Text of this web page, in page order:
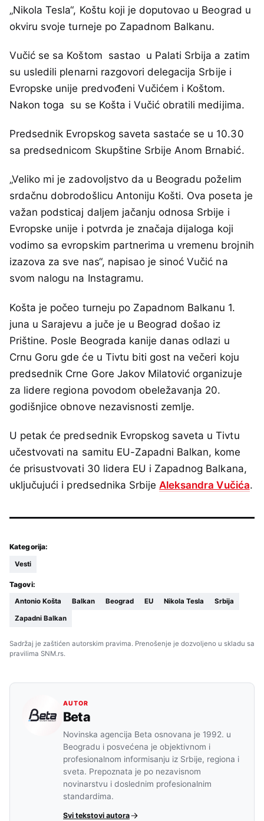
„Nikola Tesla“, Koštu koji je doputovao u Beograd u
okviru svoje turneje po Zapadnom Balkanu.
Vučić se sa Koštom sastao u Palati Srbija a zatim
su usledili plenarni razgovori delegacija Srbije i
Evropske unije predvođeni Vučićem i Koštom.
Nakon toga su se Košta i Vučić obratili medijima.
Predsednik Evropskog saveta sastaće se u 10.30
sa predsednicom Skupštine Srbije Anom Brnabić.
„Veliko mi je zadovoljstvo da u Beogradu poželim
srdačnu dobrodošlicu Antoniju Košti. Ova poseta je
važan podsticaj daljem jačanju odnosa Srbije i
Evropske unije i potvrda je značaja dijaloga koji
vodimo sa evropskim partnerima u vremenu brojnih
izazova za sve nas“, napisao je sinoć Vučić na
svom nalogu na Instagramu.
Košta je počeo turneju po Zapadnom Balkanu 1.
juna u Sarajevu a juče je u Beograd došao iz
Prištine. Posle Beograda kanije danas odlazi u
Crnu Goru gde će u Tivtu biti gost na večeri koju
predsednik Crne Gore Jakov Milatović organizuje
za lidere regiona povodom obeležavanja 20.
godišnjice obnove nezavisnosti zemlje.
U petak će predsednik Evropskog saveta u Tivtu
učestvovati na samitu EU-Zapadni Balkan, kome
će prisustvovati 30 lidera EU i Zapadnog Balkana,
uključujući i predsednika Srbije Aleksandra Vučića.
Kategorija:
Vesti
Tagovi:
Antonio Košta Balkan Beograd EU Nikola Tesla Srbija
Zapadni Balkan
Sadržaj je zaštićen autorskim pravima. Prenošenje je dozvoljeno u skladu sa
pravilima SNM.rs.
AUTOR
Beta
Novinska agencija Beta osnovana je 1992. u
Beogradu i posvećena je objektivnom i
profesionalnom informisanju iz Srbije, regiona i
sveta. Prepoznata je po nezavisnom
novinarstvu i doslednim profesionalnim
standardima.
Svi tekstovi autora